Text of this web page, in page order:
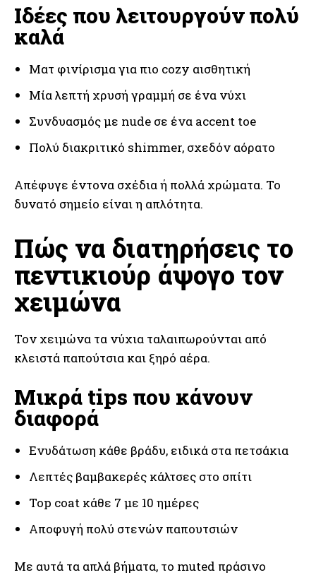
Ιδέες που λειτουργούν πολύ
καλά
Ματ φινίρισμα για πιο cozy αισθητική
Μία λεπτή χρυσή γραμμή σε ένα νύχι
Συνδυασμός με nude σε ένα accent toe
Πολύ διακριτικό shimmer, σχεδόν αόρατο
Απέφυγε έντονα σχέδια ή πολλά χρώματα. Το
δυνατό σημείο είναι η απλότητα.
Πώς να διατηρήσεις το
πεντικιούρ άψογο τον
χειμώνα
Τον χειμώνα τα νύχια ταλαιπωρούνται από
κλειστά παπούτσια και ξηρό αέρα.
Μικρά tips που κάνουν
διαφορά
Ενυδάτωση κάθε βράδυ, ειδικά στα πετσάκια
Λεπτές βαμβακερές κάλτσες στο σπίτι
Top coat κάθε 7 με 10 ημέρες
Αποφυγή πολύ στενών παπουτσιών
Με αυτά τα απλά βήματα, το muted πράσινο